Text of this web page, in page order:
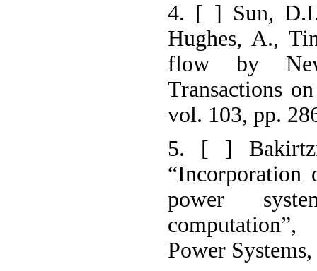
4. [ ] Sun,
Hughes, A.,
flow by
Transactions
vol. 103, pp.
5. [ ]
“Incorporation
power
Power